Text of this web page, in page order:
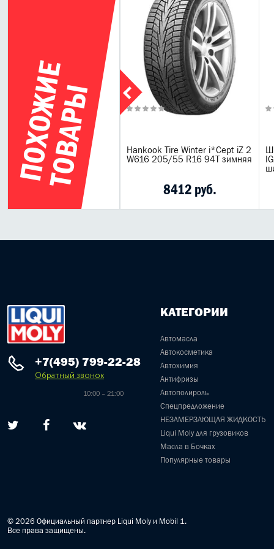
П
О
Х
О
Ж
И
Е
Т
О
В
А
Р
Ы
Blizzak LM-001
60 R16 96H зимняя
11563 руб.
Hankook Tire Winter i*Cept iZ 2
W616 205/55 R16 94T зимняя
8412 руб.
+7(495) 799-22-28
Обратный звонок
10:00 – 21:00
КАТЕГОРИИ
Автомасла
Автокосметика
Автохимия
Антифризы
Автополироль
Спецпредложение
НЕЗАМЕРЗАЮЩАЯ ЖИДКОСТЬ
Liqui Moly для грузовиков
Масла в Бочках
Популярные товары
© 2026 Официальный партнер Liqui Moly и Mobil 1.
Все права защищены.